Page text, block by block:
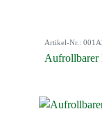
Artikel-Nr.:
Aufrollbarer